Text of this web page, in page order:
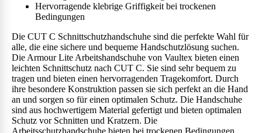
Hervorragende klebrige Griffigkeit bei trockenen
Bedingungen
Die CUT C Schnittschutzhandschuhe sind die perfekte Wahl für
alle, die eine sichere und bequeme Handschutzlösung suchen.
Die Armour Lite Arbeitshandschuhe von Vaultex bieten einen
leichten Schnittschutz nach CUT C. Sie sind sehr bequem zu
tragen und bieten einen hervorragenden Tragekomfort. Durch
ihre besondere Konstruktion passen sie sich perfekt an die Hand
an und sorgen so für einen optimalen Schutz. Die Handschuhe
sind aus hochwertigem Material gefertigt und bieten optimalen
Schutz vor Schnitten und Kratzern. Die
Arbeitsschutzhandschuhe bieten bei trockenen Bedingungen